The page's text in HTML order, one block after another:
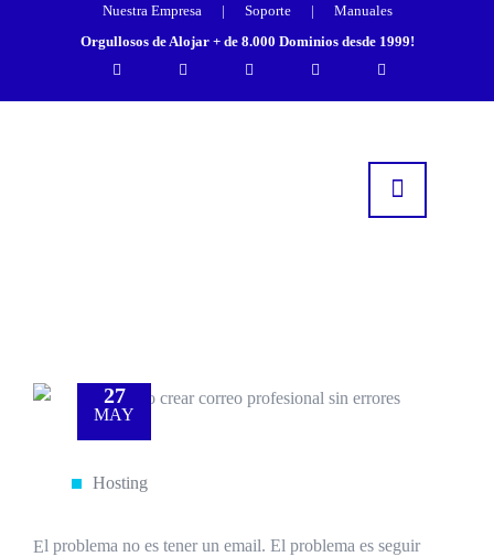
Nuestra Empresa | Soporte |
Manuales
Orgullosos de Alojar + de 8.000 Dominios desde 1999!
27
MAY
Hosting
El problema no es tener un email. El problema es seguir